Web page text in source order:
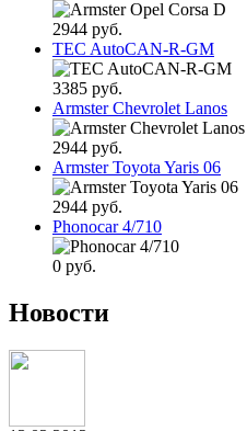
2944 руб.
TEC AutoCAN-R-GM
3385 руб.
Armster Chevrolet Lanos
2944 руб.
Armster Toyota Yaris 06
2944 руб.
Phonocar 4/710
0 руб.
Новости